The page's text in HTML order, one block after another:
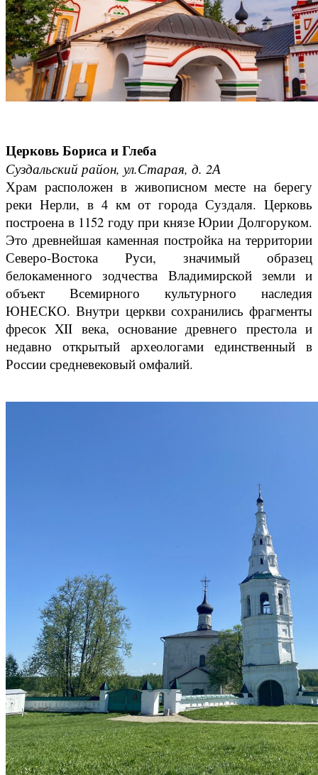
Церковь Бориса и Глеба
Суздальский район, ул.Старая, д. 2А
Храм расположен в живописном месте на берегу
реки Нерли, в 4 км от города Суздаля. Церковь
построена в 1152 году при князе Юрии Долгоруком.
Это древнейшая каменная постройка на территории
Северо-Востока Руси, значимый образец
белокаменного зодчества Владимирской земли и
объект Всемирного культурного наследия
ЮНЕСКО. Внутри церкви сохранились фрагменты
фресок XII века, основание древнего престола и
недавно открытый археологами единственный в
России средневековый омфалий.